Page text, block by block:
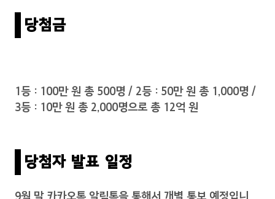
당첨금
1등 : 100만 원 총 500명 / 2등 : 50만 원 총 1,000명 /
3등 : 10만 원 총 2,000명으로 총 12억 원
당첨자 발표 일정
9월 말 카카오톡 알림톡을 통해서 개별 통보 예정입니